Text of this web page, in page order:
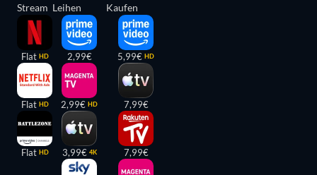
Stream
Flat HD
Flat HD
Flat HD
Leihen
2,99€
2,99€ HD
3,99€ 4K
Kaufen
5,99€ HD
7,99€
7,99€